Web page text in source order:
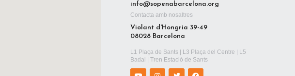
info@sopenabarcelona.org
Contacta amb nosaltres
Violant d'Hongria 39-49
08028 Barcelona
L1 Plaça de Sants | L3 Plaça del Centre | L5
Badal | Tren Estació de Sants